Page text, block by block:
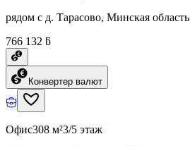
рядом с д. Тарасово, Минская область
766 132 ƃ
Конвертер валют
Офис308 м²3/5 этаж